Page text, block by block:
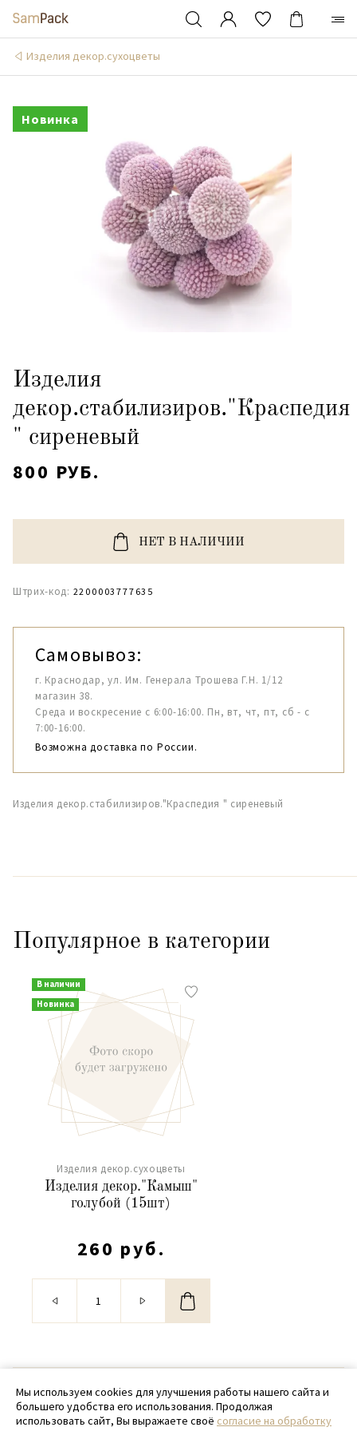
Изделия декор.сухоцветы
Новинка
Изделия
декор.стабилизиров."Краспедия
" сиреневый
800 РУБ.
НЕТ В НАЛИЧИИ
Штрих-код: 2200003777635
Самовывоз:
г. Краснодар, ул. Им. Генерала Трошева Г.Н. 1/12
магазин 38.
Среда и воскресение с 6:00-16:00. Пн, вт, чт, пт, сб - с
7:00-16:00.
Возможна доставка по России.
Изделия декор.стабилизиров."Краспедия " сиреневый
Популярное в категории
В наличии
Новинка
Изделия декор.сухоцветы
Изделия декор."Камыш"
голубой (15шт)
260 руб.
© 2020 - 2026 SamPack
+ 7 (918) 699-97-87
Мы используем cookies для улучшения работы нашего сайта и
большего удобства его использования. Продолжая
использовать сайт, Вы выражаете своё согласие на обработку